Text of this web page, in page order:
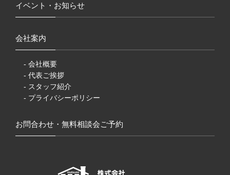
イベント・お知らせ
会社案内
- 会社概要
- 代表ご挨拶
- スタッフ紹介
- プライバシーポリシー
お問合わせ・無料相談会ご予約